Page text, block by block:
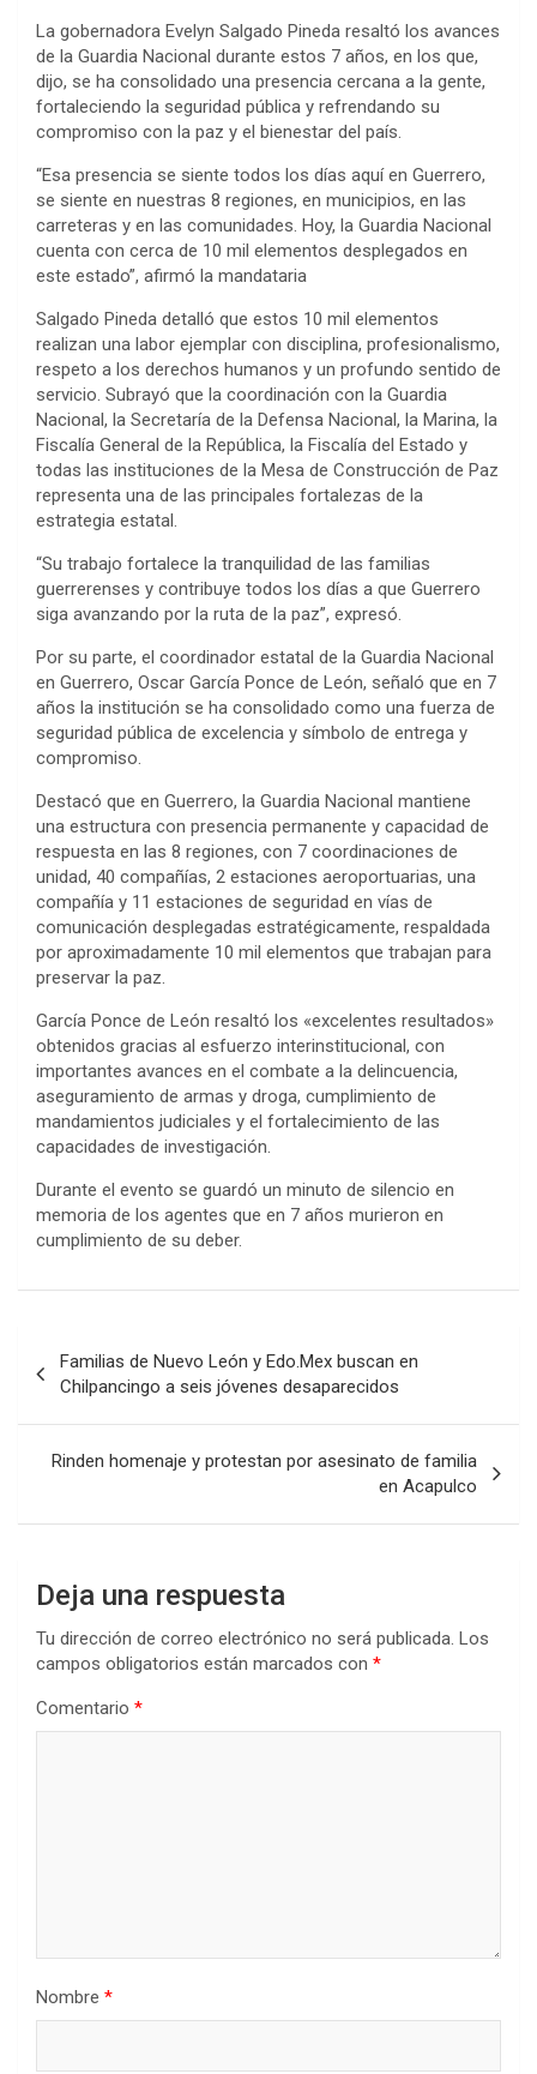
La gobernadora Evelyn Salgado Pineda resaltó los avances
de la Guardia Nacional durante estos 7 años, en los que,
dijo, se ha consolidado una presencia cercana a la gente,
fortaleciendo la seguridad pública y refrendando su
compromiso con la paz y el bienestar del país.
“Esa presencia se siente todos los días aquí en Guerrero,
se siente en nuestras 8 regiones, en municipios, en las
carreteras y en las comunidades. Hoy, la Guardia Nacional
cuenta con cerca de 10 mil elementos desplegados en
este estado”, afirmó la mandataria
Salgado Pineda detalló que estos 10 mil elementos
realizan una labor ejemplar con disciplina, profesionalismo,
respeto a los derechos humanos y un profundo sentido de
servicio. Subrayó que la coordinación con la Guardia
Nacional, la Secretaría de la Defensa Nacional, la Marina, la
Fiscalía General de la República, la Fiscalía del Estado y
todas las instituciones de la Mesa de Construcción de Paz
representa una de las principales fortalezas de la
estrategia estatal.
“Su trabajo fortalece la tranquilidad de las familias
guerrerenses y contribuye todos los días a que Guerrero
siga avanzando por la ruta de la paz”, expresó.
Por su parte, el coordinador estatal de la Guardia Nacional
en Guerrero, Oscar García Ponce de León, señaló que en 7
años la institución se ha consolidado como una fuerza de
seguridad pública de excelencia y símbolo de entrega y
compromiso.
Destacó que en Guerrero, la Guardia Nacional mantiene
una estructura con presencia permanente y capacidad de
respuesta en las 8 regiones, con 7 coordinaciones de
unidad, 40 compañías, 2 estaciones aeroportuarias, una
compañía y 11 estaciones de seguridad en vías de
comunicación desplegadas estratégicamente, respaldada
por aproximadamente 10 mil elementos que trabajan para
preservar la paz.
García Ponce de León resaltó los «excelentes resultados»
obtenidos gracias al esfuerzo interinstitucional, con
importantes avances en el combate a la delincuencia,
aseguramiento de armas y droga, cumplimiento de
mandamientos judiciales y el fortalecimiento de las
capacidades de investigación.
Durante el evento se guardó un minuto de silencio en
memoria de los agentes que en 7 años murieron en
cumplimiento de su deber.
de
entradas
Familias de Nuevo León y Edo.Mex buscan en
Chilpancingo a seis jóvenes desaparecidos
Rinden homenaje y protestan por asesinato de familia
en Acapulco
Deja una respuesta
Tu dirección de correo electrónico no será publicada. Los
campos obligatorios están marcados con *
Comentario *
Nombre *